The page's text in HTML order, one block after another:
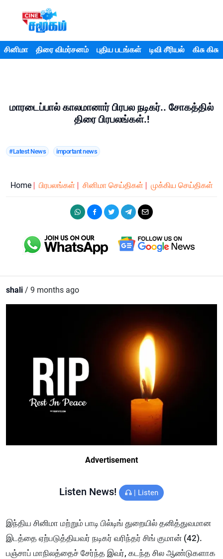
சினிமா திரை விமர்சனம் புதிய படங்கள் டிவி சீரியல் கிசு கிசு
மாரடைப்பால் காலமானார் பிரபல நடிகர்.. சோகத்தில்
திரை பிரபலங்கள்.!
#Latest News important news
Home பிரபலங்கள் சினிமா செய்திகள் முக்கிய செய்திகள்
shali / 9 months ago
Advertisement
Listen News! | Listen
இந்திய சினிமா மற்றும் பாடி பில்டிங் துறையில் தனித்துவமான
இடத்தை ஏற்படுத்தியவர் நடிகர் வரிந்தர் சிங் குமான் (42).
பஞ்சாப் மாநிலத்தைச் சேர்ந்த இவர், கடந்த சில ஆண்டுகளாக